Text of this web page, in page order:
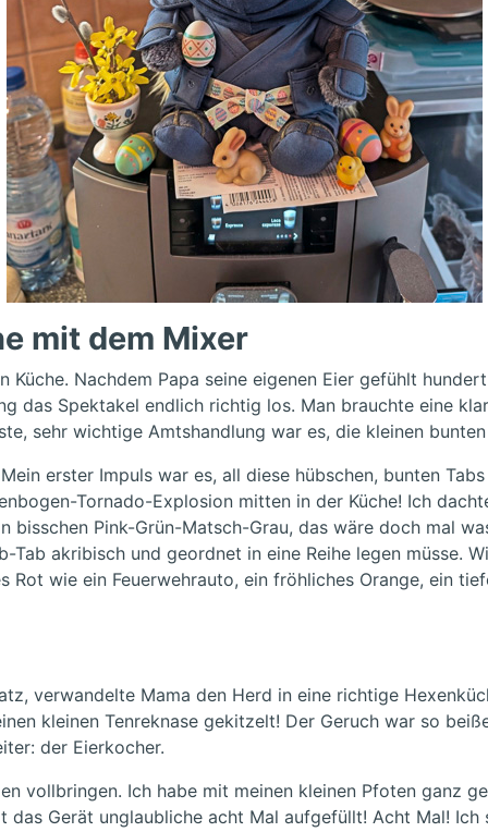
mit dem Mixer
Küche. Nachdem Papa seine eigenen Eier gefühlt
das Spektakel endlich richtig los. Man brauchte eine
sehr wichtige Amtshandlung war es, die kleinen
erster Impuls war es, all diese hübschen, bunten
Tornado-Explosion mitten in der Küche! Ich
bisschen Pink-Grün-Matsch-Grau, das wäre doch mal
akribisch und geordnet in eine Reihe legen müsse.
wie ein Feuerwehrauto, ein fröhliches Orange, ein
verwandelte Mama den Herd in eine richtige
kleinen Tenreknase gekitzelt! Der Geruch war so
der Eierkocher.
vollbringen. Ich habe mit meinen kleinen Pfoten ganz
das Gerät unglaubliche acht Mal aufgefüllt! Acht Mal!